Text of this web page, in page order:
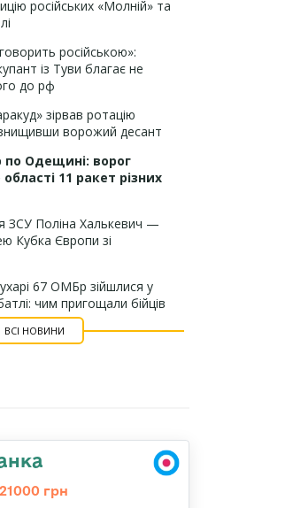
російських «Молній» та
російською»:
із Туви благає не
до рф
зірвав ротацію
ворожий десант
по Одещині: ворог
11 ракет різних
ЗСУ Поліна Халькевич —
Кубка Європи зі
67 ОМБр зійшлися у
чим пригощали бійців
ВСІ НОВИНИ
грн